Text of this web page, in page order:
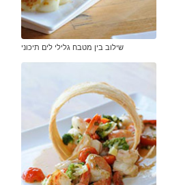
שילוב בין מטבח גלילי לים תיכוני